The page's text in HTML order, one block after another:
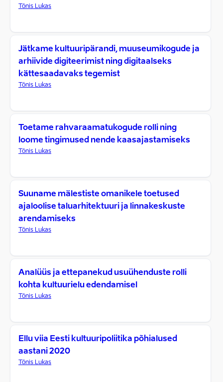
Tõnis Lukas
Jätkame kultuuripärandi, muuseumikogude ja
arhiivide digiteerimist ning digitaalseks
kättesaadavaks tegemist
Tõnis Lukas
Toetame rahvaraamatukogude rolli ning
loome tingimused nende kaasajastamiseks
Tõnis Lukas
Suuname mälestiste omanikele toetused
ajaloolise taluarhitektuuri ja linnakeskuste
arendamiseks
Tõnis Lukas
Analüüs ja ettepanekud usuühenduste rolli
kohta kultuurielu edendamisel
Tõnis Lukas
Ellu viia Eesti kultuuripoliitika põhialused
aastani 2020
Tõnis Lukas